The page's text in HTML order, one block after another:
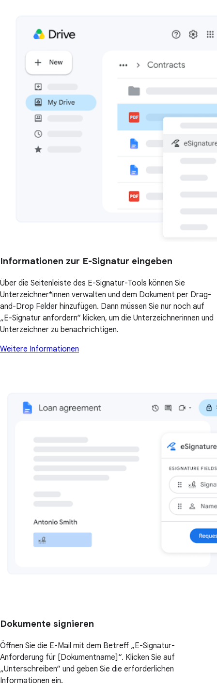
Informationen zur E-Signatur eingeben
Über die Seitenleiste des E-Signatur-Tools können Sie
Unterzeichner*innen verwalten und dem Dokument per Drag-
and-Drop Felder hinzufügen. Dann müssen Sie nur noch auf
„E-Signatur anfordern“ klicken, um die Unterzeichnerinnen und
Unterzeichner zu benachrichtigen.
Weitere Informationen
Dokumente signieren
Öffnen Sie die E-Mail mit dem Betreff „E-Signatur-
Anforderung für [Dokumentname]“. Klicken Sie auf
„Unterschreiben“ und geben Sie die erforderlichen
Informationen ein.